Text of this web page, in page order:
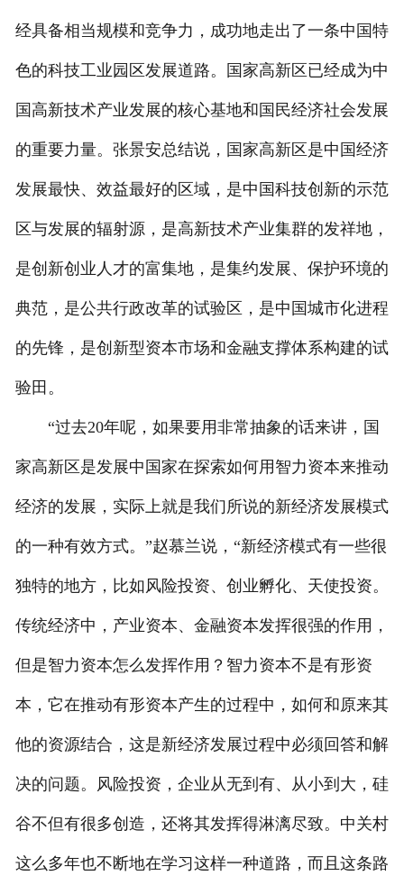
经具备相当规模和竞争力，成功地走出了一条中国特
色的科技工业园区发展道路。国家高新区已经成为中
国高新技术产业发展的核心基地和国民经济社会发展
的重要力量。张景安总结说，国家高新区是中国经济
发展最快、效益最好的区域，是中国科技创新的示范
区与发展的辐射源，是高新技术产业集群的发祥地，
是创新创业人才的富集地，是集约发展、保护环境的
典范，是公共行政改革的试验区，是中国城市化进程
的先锋，是创新型资本市场和金融支撑体系构建的试
验田。
“过去20年呢，如果要用非常抽象的话来讲，国
家高新区是发展中国家在探索如何用智力资本来推动
经济的发展，实际上就是我们所说的新经济发展模式
的一种有效方式。”赵慕兰说，“新经济模式有一些很
独特的地方，比如风险投资、创业孵化、天使投资。
传统经济中，产业资本、金融资本发挥很强的作用，
但是智力资本怎么发挥作用？智力资本不是有形资
本，它在推动有形资本产生的过程中，如何和原来其
他的资源结合，这是新经济发展过程中必须回答和解
决的问题。风险投资，企业从无到有、从小到大，硅
谷不但有很多创造，还将其发挥得淋漓尽致。中关村
这么多年也不断地在学习这样一种道路，而且这条路